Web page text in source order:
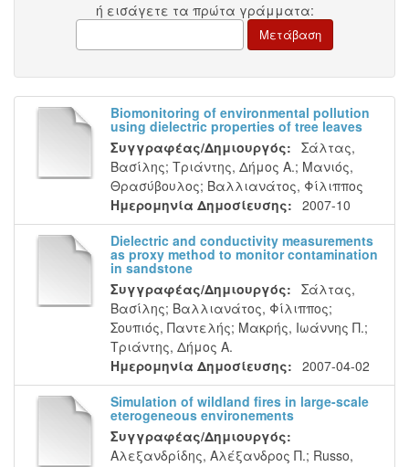
ή εισάγετε τα πρώτα γράμματα:
Biomonitoring of environmental pollution
using dielectric properties of tree leaves
Συγγραφέας/Δημιουργός: Σάλτας,
Βασίλης; Τριάντης, Δήμος Α.; Μανιός,
Θρασύβουλος; Βαλλιανάτος, Φίλιππος
Ημερομηνία Δημοσίευσης: 2007-10
Dielectric and conductivity measurements
as proxy method to monitor contamination
in sandstone
Συγγραφέας/Δημιουργός: Σάλτας,
Βασίλης; Βαλλιανάτος, Φίλιππος;
Σουπιός, Παντελής; Μακρής, Ιωάννης Π.;
Τριάντης, Δήμος Α.
Ημερομηνία Δημοσίευσης: 2007-04-02
Simulation of wildland fires in large-scale
eterogeneous environements
Συγγραφέας/Δημιουργός:
Αλεξανδρίδης, Αλέξανδρος Π.; Russo,